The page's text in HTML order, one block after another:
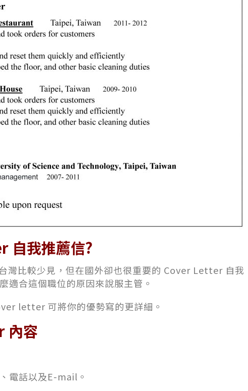
自我推薦信?
灣比較少見，但在國外卻也很重要的 Cover Letter 自我
適合這個職位的原因來說服主管。
letter 可將你的優勢寫的更詳細。
內容
電話以及E-mail。